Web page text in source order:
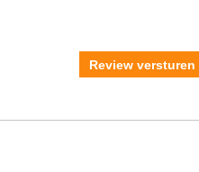
Review versturen